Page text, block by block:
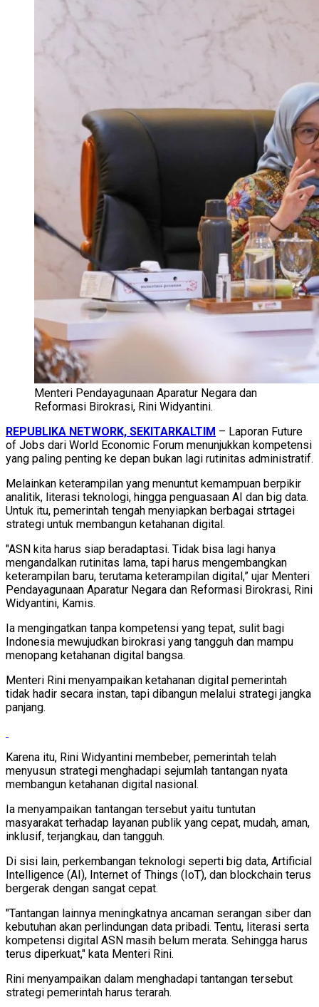
Menteri Pendayagunaan Aparatur Negara dan
Reformasi Birokrasi, Rini Widyantini.
REPUBLIKA NETWORK, SEKITARKALTIM – Laporan Future
of Jobs dari World Economic Forum menunjukkan kompetensi
yang paling penting ke depan bukan lagi rutinitas administratif.
Melainkan keterampilan yang menuntut kemampuan berpikir
analitik, literasi teknologi, hingga penguasaan AI dan big data.
Untuk itu, pemerintah tengah menyiapkan berbagai strtagei
strategi untuk membangun ketahanan digital.
"ASN kita harus siap beradaptasi. Tidak bisa lagi hanya
mengandalkan rutinitas lama, tapi harus mengembangkan
keterampilan baru, terutama keterampilan digital,” ujar Menteri
Pendayagunaan Aparatur Negara dan Reformasi Birokrasi, Rini
Widyantini, Kamis.
Ia mengingatkan tanpa kompetensi yang tepat, sulit bagi
Indonesia mewujudkan birokrasi yang tangguh dan mampu
menopang ketahanan digital bangsa.
Menteri Rini menyampaikan ketahanan digital pemerintah
tidak hadir secara instan, tapi dibangun melalui strategi jangka
panjang.
Karena itu, Rini Widyantini membeber, pemerintah telah
menyusun strategi menghadapi sejumlah tantangan nyata
membangun ketahanan digital nasional.
Ia menyampaikan tantangan tersebut yaitu tuntutan
masyarakat terhadap layanan publik yang cepat, mudah, aman,
inklusif, terjangkau, dan tangguh.
Di sisi lain, perkembangan teknologi seperti big data, Artificial
Intelligence (AI), Internet of Things (IoT), dan blockchain terus
bergerak dengan sangat cepat.
"Tantangan lainnya meningkatnya ancaman serangan siber dan
kebutuhan akan perlindungan data pribadi. Tentu, literasi serta
kompetensi digital ASN masih belum merata. Sehingga harus
terus diperkuat," kata Menteri Rini.
Rini menyampaikan dalam menghadapi tantangan tersebut
strategi pemerintah harus terarah.